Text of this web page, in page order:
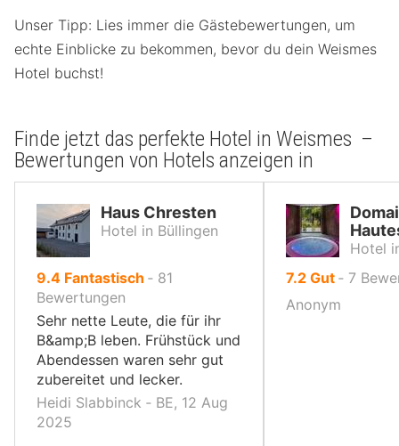
Unser Tipp: Lies immer die Gästebewertungen, um
echte Einblicke zu bekommen, bevor du dein Weismes
Hotel buchst!
Finde jetzt das perfekte Hotel in Weismes –
Bewertungen von Hotels anzeigen in
Haus Chresten
Hotel in Büllingen
9.4von
10,
Fantastisch ‐ 81
Bewertungen
Sehr nette Leute, die für ihr
B&amp;B leben. Frühstück und
Abendessen waren sehr gut
zubereitet und lecker.
Heidi Slabbinck ‐ BE, 12 Aug
2025
Hotel
7.2 von
Gut ‐ 7
Anonym